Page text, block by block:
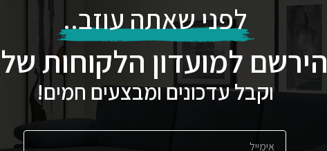
לפני שאתה עוזב..
הירשם למועדון הלקוחות
וקבל עדכונים ומבצעים חמים!